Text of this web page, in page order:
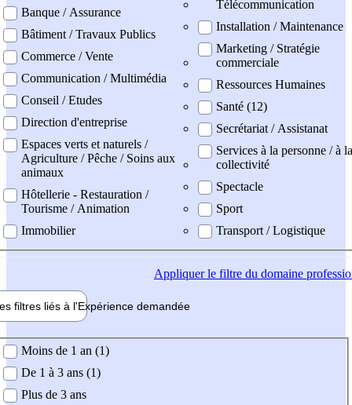
Banque / Assurance
Bâtiment / Travaux Publics
Commerce / Vente
Communication / Multimédia
Conseil / Etudes
Direction d'entreprise
Espaces verts et naturels /
Agriculture / Pêche / Soins aux
animaux
Hôtellerie - Restauration /
Tourisme / Animation
Immobilier
Télécommunication
Installation / Maintenance
Marketing / Stratégie
commerciale
Ressources Humaines
Santé (12)
Secrétariat / Assistanat
Services à la personne / à la
collectivité
Spectacle
Sport
Transport / Logistique
Appliquerle filtre du domaine
filtres liés à l'Expérience demandée
demandée
Moins de 1 an (1)
De 1 à 3 ans (1)
Plus de 3 ans